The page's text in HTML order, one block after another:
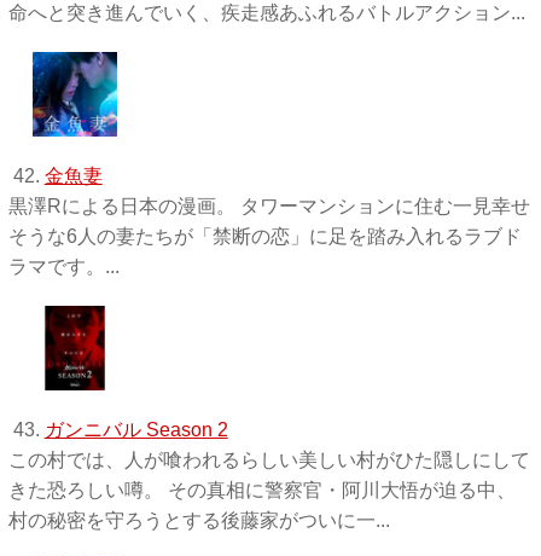
命へと突き進んでいく、疾走感あふれるバトルアクション...
42. 金魚妻
黒澤Rによる日本の漫画。 タワーマンションに住む一見幸せ
そうな6人の妻たちが「禁断の恋」に足を踏み入れるラブド
ラマです。...
43. ガンニバル Season 2
この村では、人が喰われるらしい美しい村がひた隠しにして
きた恐ろしい噂。 その真相に警察官・阿川大悟が迫る中、
村の秘密を守ろうとする後藤家がついに一...